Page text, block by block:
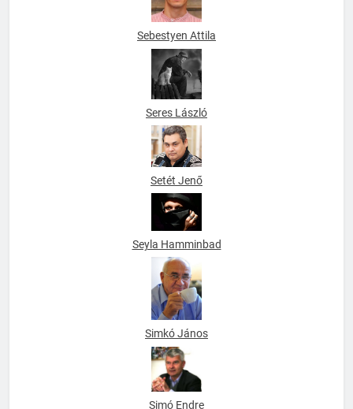
Sebestyen Attila
Seres László
Setét Jenő
Seyla Hamminbad
Simkó János
Simó Endre